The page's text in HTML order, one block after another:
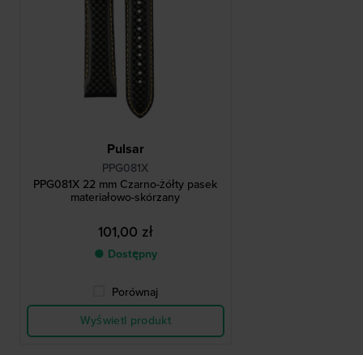
Pulsar
PPG081X
PPG081X 22 mm Czarno-żółty pasek
materiałowo-skórzany
101,00 zł
● Dostępny
Porównaj
Wyświetl produkt